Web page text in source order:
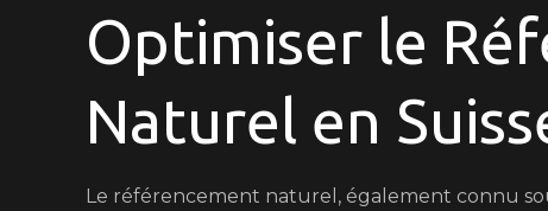
le
Optimiser le
Naturel en
Le référencement naturel, également connu